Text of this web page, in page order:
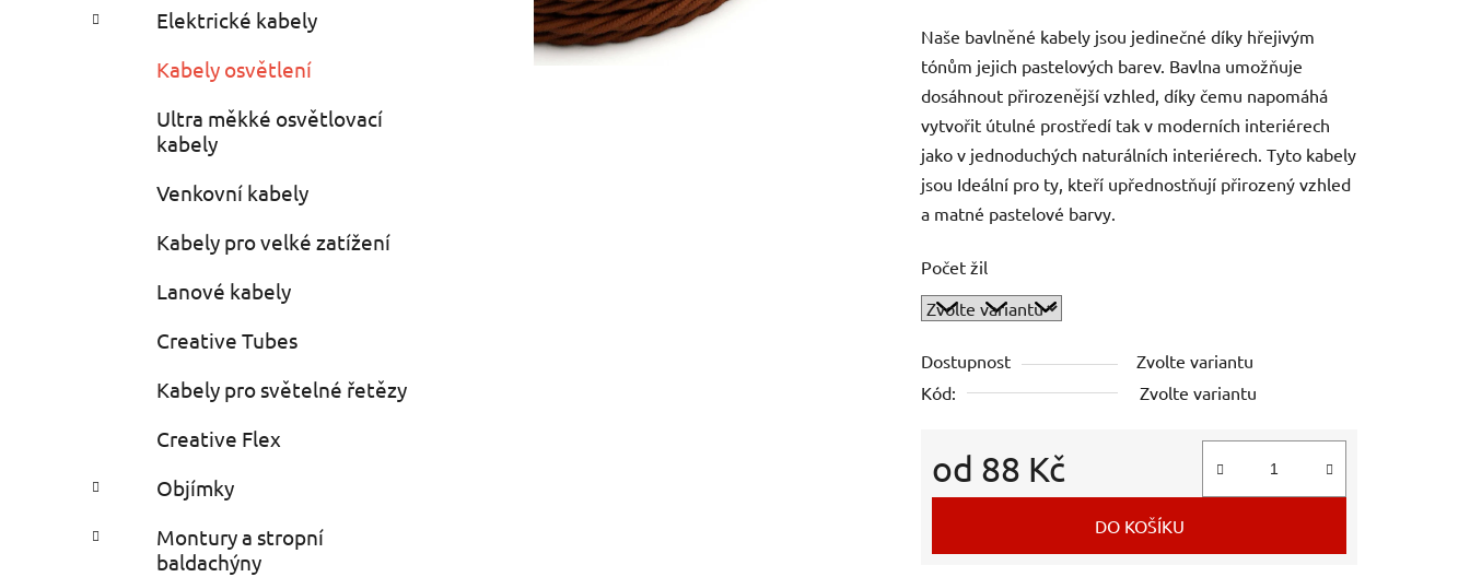
p
Elektrické kabely
Kabely osvětlení
Ultra měkké osvětlovací
kabely
Venkovní kabely
Kabely pro velké zatížení
Lanové kabely
Creative Tubes
Kabely pro světelné řetězy
Creative Flex
Objímky
Montury a stropní
baldachýny
je
0,0
z
5
hvězdiček.
Naše bavlněné kabely jsou jedinečné díky hřejivým
tónům jejich pastelových barev. Bavlna umožňuje
dosáhnout přirozenější vzhled, díky čemu napomáhá
vytvořit útulné prostředí tak v moderních interiérech
jako v jednoduchých naturálních interiérech. Tyto kabely
jsou Ideální pro ty, kteří upřednostňují přirozený vzhled
a matné pastelové barvy.
Počet žil
Dostupnost
Zvolte variantu
Kód:
Zvolte variantu
od 88 Kč
Měrná cena:
DO KOŠÍKU